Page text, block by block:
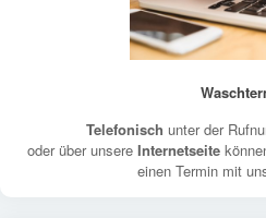
Telefonisch unter der
oder über unsere Internetseite
einen Termin mit